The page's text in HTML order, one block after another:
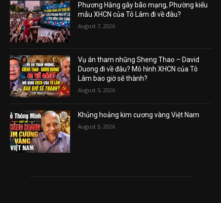
Phương Hằng gây bão mạng, Phường kiểu
mẫu XHCN của Tô Lâm đi về đâu?
August 7, 2026
Vụ án tham nhũng Sheng Thao – David
Duong đi về đâu? Mô hình XHCN của Tô
Lâm bao giờ sẽ thành?
August 5, 2026
Khủng hoảng kim cương vàng Việt Nam
August 5, 2026